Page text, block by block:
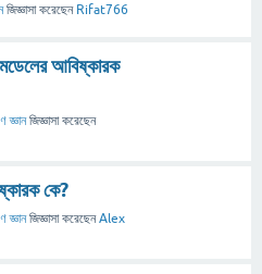
জিজ্ঞাসা করেছেন Rifat766
আবিষ্কারক
জ্ঞান জিজ্ঞাসা করেছেন
কে?
জ্ঞান জিজ্ঞাসা করেছেনAlex